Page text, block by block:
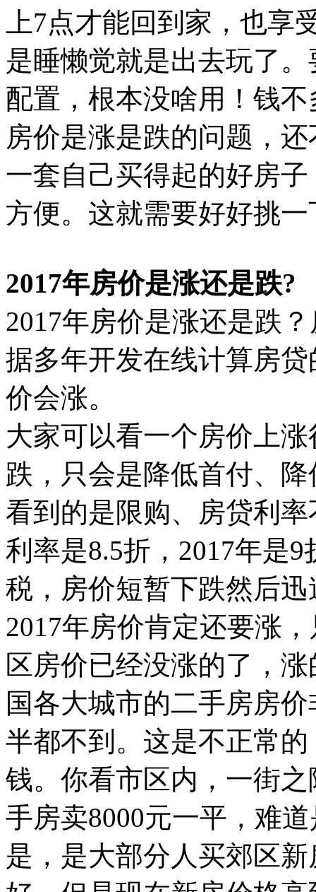
上7点才能回到家，也
是睡懒觉就是出去玩了
配置，根本没啥用！钱
房价是涨是跌的问题，
一套自己买得起的好房
方便。这就需要好好挑一
2017年房价是涨还是跌?
2017年房价是涨还是跌
据多年开发在线计算房
价会涨。
大家可以看一个房价上
跌，只会是降低首付、
看到的是限购、房贷利
利率是8.5折，2017年是
税，房价短暂下跌然后
2017年房价肯定还要涨
区房价已经没涨的了，
国各大城市的二手房房
半都不到。这是不正常
钱。你看市区内，一街
手房卖8000元一平，难
是，是大部分人买郊区